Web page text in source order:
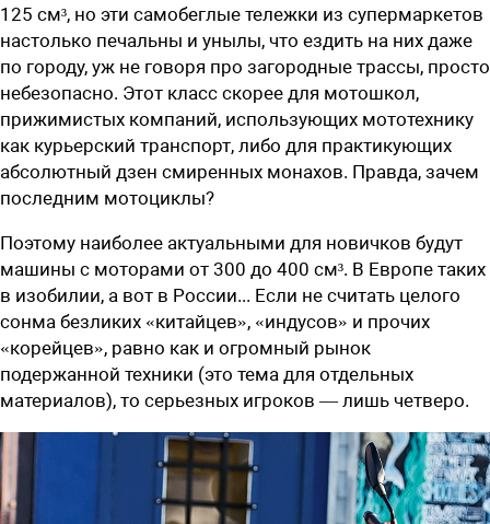
125 см³, но эти самобеглые тележки из супермаркетов
настолько печальны и унылы, что ездить на них даже
по городу, уж не говоря про загородные трассы, просто
небезопасно. Этот класс скорее для мотошкол,
прижимистых компаний, использующих мототехнику
как курьерский транспорт, либо для практикующих
абсолютный дзен смиренных монахов. Правда, зачем
последним мотоциклы?
Поэтому наиболее актуальными для новичков будут
машины с моторами от 300 до 400 см³. В Европе таких
в изобилии, а вот в России... Если не считать целого
сонма безликих «китайцев», «индусов» и прочих
«корейцев», равно как и огромный рынок
подержанной техники (это тема для отдельных
материалов), то серьезных игроков — лишь четверо.